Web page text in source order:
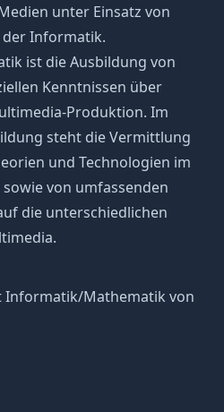
unter Einsatz von
Informatik.
ist die Ausbildung von
Kenntnissen über
Produktion. Im
steht die Vermittlung
und Technologien im
von umfassenden
die unterschiedlichen
Informatik/Mathematik von